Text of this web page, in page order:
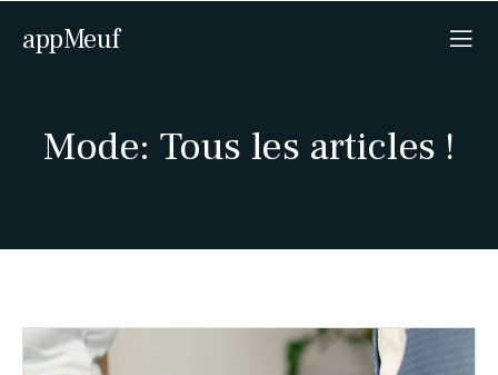
appMeuf
Mode: Tous les articles !